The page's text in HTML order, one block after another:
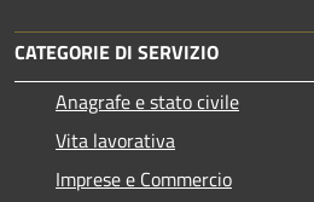
CATEGORIE DI SERVIZIO
Anagrafe e stato civile
Vita lavorativa
Imprese e Commercio